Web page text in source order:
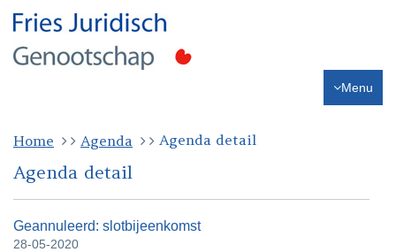
Menu
Home Agenda Agenda detail
Agenda detail
Geannuleerd: slotbijeenkomst
28-05-2020